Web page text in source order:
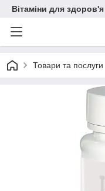
Вітаміни для здоров'я
Товари та послуги